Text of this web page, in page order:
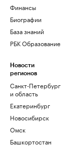
Финансы
Биографии
База знаний
РБК Образование
Новости
регионов
Санкт-Петербург
и область
Екатеринбург
Новосибирск
Омск
Башкортостан